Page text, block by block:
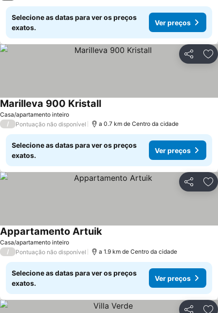
Selecione as datas para ver os preços
exatos.
Ver preços
Partilhar
Casa/apartamento inteiro
Marilleva 900 KristallVer preços
/ Pontuação não disponível a 0.7 km de Centro da cidade
Selecione as datas para ver os preços
exatos.
Ver preços
Partilhar
Casa/apartamento inteiro
Appartamento ArtuikVer preços
/ Pontuação não disponível a 1.9 km de Centro da cidade
Selecione as datas para ver os preços
exatos.
Ver preços